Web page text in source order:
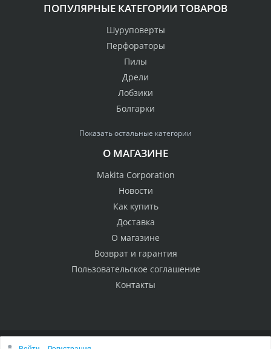
ПОПУЛЯРНЫЕ КАТЕГОРИИ ТОВАРОВ
Шуруповерты
Перфораторы
Пилы
Дрели
Лобзики
Болгарки
Показать остальные категории
О МАГАЗИНЕ
Makita Corporation
Новости
Как купить
Доставка
О магазине
Возврат и гарантия
Пользовательское соглашение
Контакты